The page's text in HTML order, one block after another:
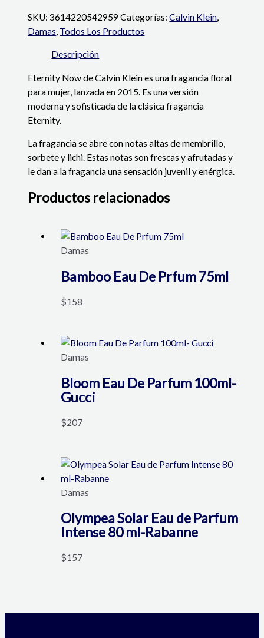
SKU:3614220542959 Categorías:Calvin Klein,
Damas, Todos Los Productos
Descripción
Eternity Now de Calvin Klein es una fragancia floral
para mujer, lanzada en 2015. Es una versión
moderna y sofisticada de la clásica fragancia
Eternity.
La fragancia se abre con notas altas de membrillo,
sorbete y lichi. Estas notas son frescas y afrutadas y
le dan a la fragancia una sensación juvenil y enérgica.
Productos relacionados
Damas
Bamboo Eau De Prfum 75ml
$158
Damas
Bloom Eau De Parfum 100ml-
Gucci
$207
Damas
Olympea Solar Eau de Parfum
Intense 80 ml-Rabanne
$157